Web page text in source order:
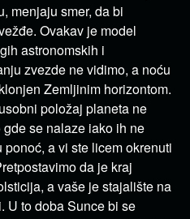
menjaju smer, da bi
Ovakav je model
astronomskih i
zvezde ne vidimo, a noću
Zemljinim horizontom.
položaj planeta ne
se nalaze iako ih ne
a vi ste licem okrenuti
da je kraj
a vaše je stajalište na
U to doba Sunce bi se